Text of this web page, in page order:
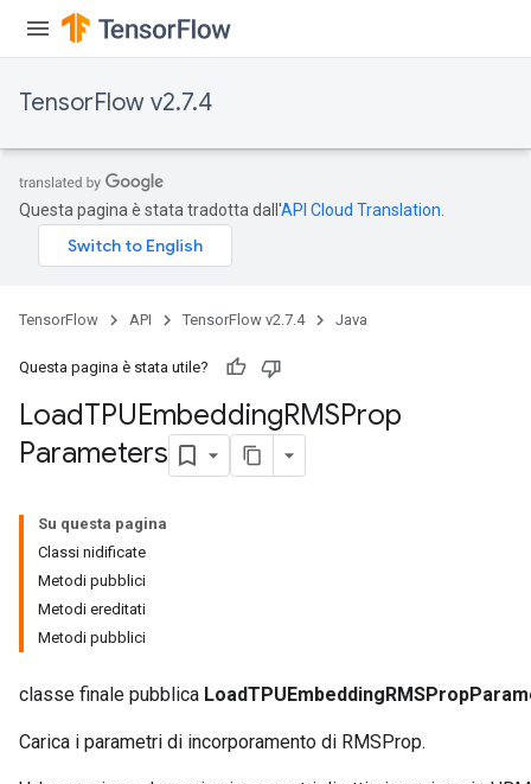
TensorFlow v2.7.4
Questa pagina è stata tradotta dall'API Cloud Translation
TensorFlow API TensorFlow v2.7.4 Java
Questa pagina è stata utile?
LoadTPUEmbeddingRMSProp
Parameters
Su questa pagina
Classi nidificate
Metodi pubblici
Metodi ereditati
Metodi pubblici
classe finale pubblica
Carica i parametri di incorporamento di RMSProp.